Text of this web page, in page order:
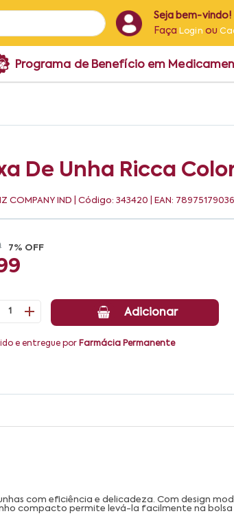
Seja bem-vindo!
Faça Login ou
Programa de Benefício em
De Unha Ricca
COMPANY IND | Código: 343420 | EAN:
7% OFF
1 Adicionar
e entregue por Farmácia Permanente
com eficiência e delicadeza. Com design
compacto permite levá-la facilmente na bolsa